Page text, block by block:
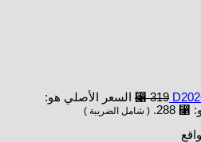
⃁319
السعر الأصلي هو:
288. ( شامل الضريبة )